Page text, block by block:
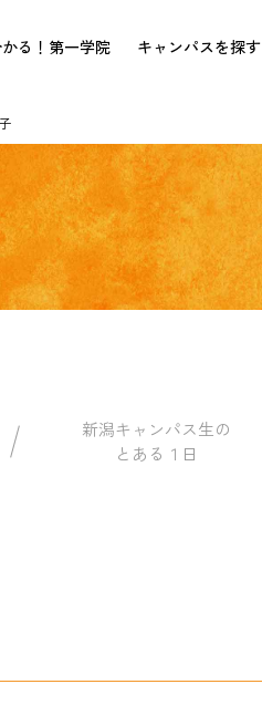
る！第一学院 キャンパスを探す
新潟キャンパス生の
とある１日